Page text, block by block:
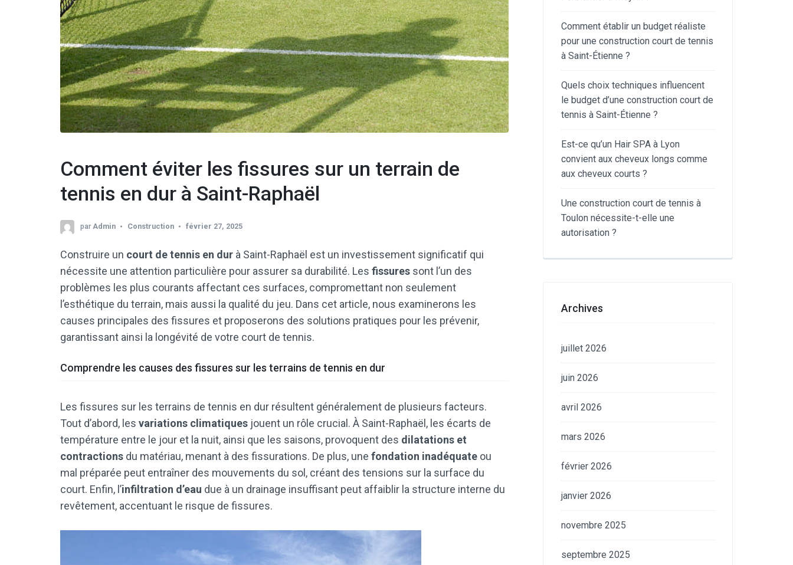
Comment éviter les fissures sur un terrain de
tennis en dur à Saint-Raphaël
parAdmin Construction février 27, 2025
Construire un court de tennis en dur à Saint-Raphaël est un investissement significatif qui
nécessite une attention particulière pour assurer sa durabilité. Les fissures sont l’un des
problèmes les plus courants affectant ces surfaces, compromettant non seulement
l’esthétique du terrain, mais aussi la qualité du jeu. Dans cet article, nous examinerons les
causes principales des fissures et proposerons des solutions pratiques pour les prévenir,
garantissant ainsi la longévité de votre court de tennis.
Comprendre les causes des fissures sur les terrains de tennis en dur
Les fissures sur les terrains de tennis en dur résultent généralement de plusieurs facteurs.
Tout d’abord, les variations climatiques jouent un rôle crucial. À Saint-Raphaël, les écarts de
température entre le jour et la nuit, ainsi que les saisons, provoquent des dilatations et
contractions du matériau, menant à des fissurations. De plus, une fondation inadéquate ou
mal préparée peut entraîner des mouvements du sol, créant des tensions sur la surface du
court. Enfin, l’infiltration d’eau due à un drainage insuffisant peut affaiblir la structure interne du
revêtement, accentuant le risque de fissures.
Comment établir un budget réaliste
pour une construction court de tennis
à Saint-Étienne ?
Quels choix techniques influencent
le budget d’une construction court de
tennis à Saint-Étienne ?
Est-ce qu’un Hair SPA à Lyon
convient aux cheveux longs comme
aux cheveux courts ?
Une construction court de tennis à
Toulon nécessite-t-elle une
autorisation ?
Archives
juillet 2026
juin 2026
avril 2026
mars 2026
février 2026
janvier 2026
novembre 2025
septembre 2025